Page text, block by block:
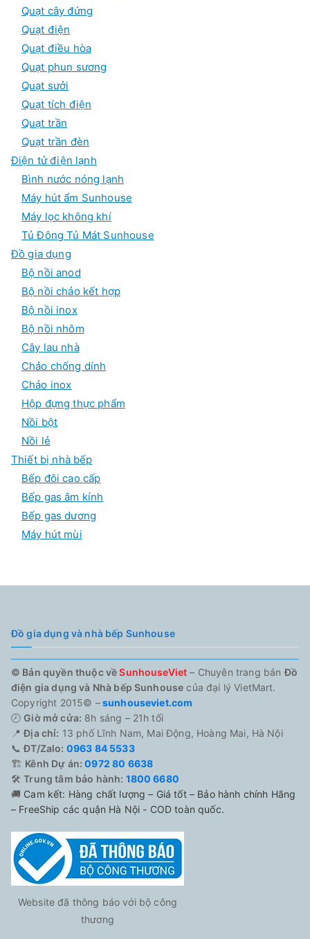
Quạt cây đứng
Quạt điện
Quạt điều hòa
Quạt phun sương
Quạt sưởi
Quạt tích điện
Quạt trần
Quạt trần đèn
Điện tử điện lạnh
Bình nước nóng lạnh
Máy hút ẩm Sunhouse
Máy lọc không khí
Tủ Đông Tủ Mát Sunhouse
Đồ gia dụng
Bộ nồi anod
Bộ nồi chảo kết hợp
Bộ nồi inox
Bộ nồi nhôm
Cây lau nhà
Chảo chống dính
Chảo inox
Hộp đựng thực phẩm
Nồi bột
Nồi lẻ
Thiết bị nhà bếp
Bếp đôi cao cấp
Bếp gas âm kính
Bếp gas dương
Máy hút mùi
Đồ gia dụng và nhà bếp Sunhouse
© Bản quyền thuộc vềSunhouseViet – Chuyên trang bánĐồ
điện gia dụng và Nhà bếp Sunhouse của đại lý VietMart.
Copyright 2015© –sunhouseviet.com
🕗Giờ mở cửa: 8h sáng – 21h tối
📍Địa chỉ: 13 phố Lĩnh Nam, Mai Động, Hoàng Mai, Hà Nội
📞ĐT/Zalo: 0963 84 5533
🏗️ Kênh Dự án: 0972 80 6638
🛠️Trung tâm bảo hành: 1800 6680
🚚 Cam kết: Hàng chất lượng – Giá tốt – Bảo hành chính Hãng
– FreeShip các quận Hà Nội - COD toàn quốc.
Website đã thông báo với bộ công
thương